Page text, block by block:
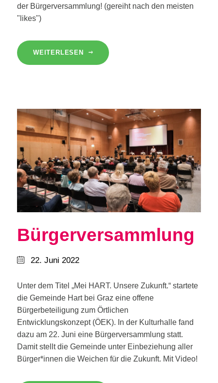
der Bürgerversammlung! (gereiht nach den meisten
"likes")
WEITERLESEN
Bürgerversammlung
22. Juni 2022
Unter dem Titel „Mei HART. Unsere Zukunft.“ startete
die Gemeinde Hart bei Graz eine offene
Bürgerbeteiligung zum Örtlichen
Entwicklungskonzept (ÖEK). In der Kulturhalle fand
dazu am 22. Juni eine Bürgerversammlung statt.
Damit stellt die Gemeinde unter Einbeziehung aller
Bürger*innen die Weichen für die Zukunft. Mit Video!